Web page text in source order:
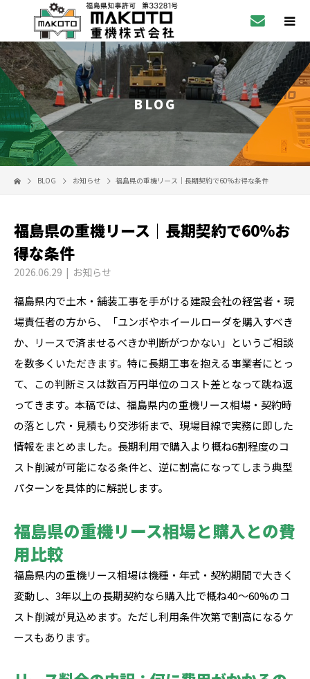
BLOG
BLOG お知らせ 福島県の重機リース｜長期契約で60%お得な条件
福島県の重機リース｜長期契約で60%お
得な条件
2026.06.29 お知らせ
福島県内で土木・舗装工事を手がける建設会社の経営者・現
場責任者の方から、「ユンボやホイールローダを購入すべき
か、リースで済ませるべきか判断がつかない」というご相談
を数多くいただきます。特に長期工事を抱える事業者にとっ
て、この判断ミスは数百万円単位のコスト差となって跳ね返
ってきます。本稿では、福島県内の重機リース相場・契約時
の落とし穴・見積もり交渉術まで、現場目線で実務に即した
情報をまとめました。長期利用で購入より概ね6割程度のコ
スト削減が可能になる条件と、逆に割高になってしまう典型
パターンを具体的に解説します。
福島県の重機リース相場と購入との費
用比較
福島県内の重機リース相場は機種・年式・契約期間で大きく
変動し、3年以上の長期契約なら購入比で概ね40〜60%のコ
スト削減が見込めます。ただし利用条件次第で割高になるケ
ースもあります。